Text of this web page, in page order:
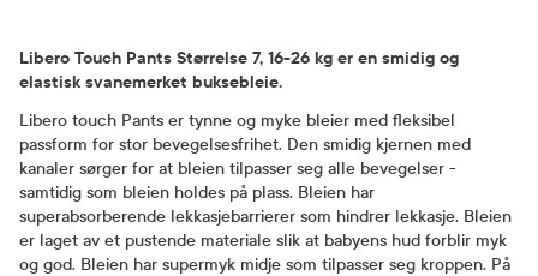
Libero Touch Pants Størrelse 7, 16-26 kg er en smidig og
elastisk svanemerket buksebleie.
Libero touch Pants er tynne og myke bleier med fleksibel
passform for stor bevegelsesfrihet. Den smidig kjernen med
kanaler sørger for at bleien tilpasser seg alle bevegelser -
samtidig som bleien holdes på plass. Bleien har
superabsorberende lekkasjebarrierer som hindrer lekkasje. Bleien
er laget av et pustende materiale slik at babyens hud forblir myk
og god. Bleien har supermyk midje som tilpasser seg kroppen. På